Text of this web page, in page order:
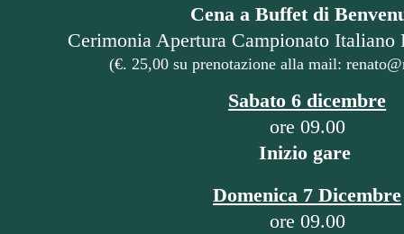
Cena a Buffet di
Cerimonia Apertura Campionato
(€. 25,00 su prenotazione alla mail:
Sabato 6 dicembre
ore 09.00
Inizio gare
Domenica 7 Dicembre
ore 09.00